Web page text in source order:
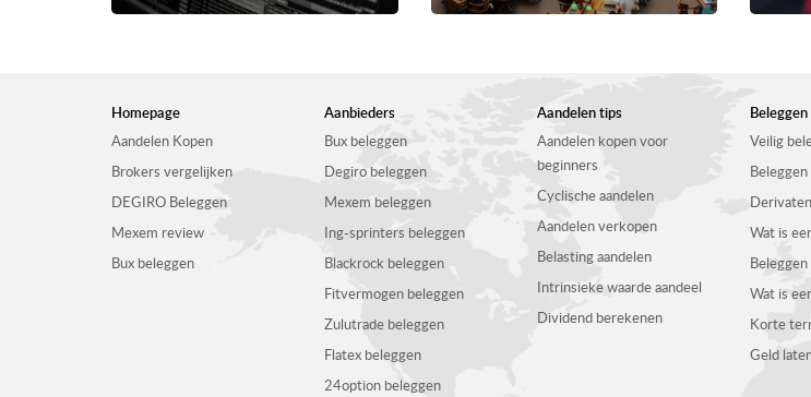
Homepage
Aandelen Kopen
Brokers vergelijken
DEGIRO Beleggen
Mexem review
Bux beleggen
Aanbieders
Bux beleggen
Degiro beleggen
Mexem beleggen
Ing-sprinters beleggen
Blackrock beleggen
Fitvermogen beleggen
Zulutrade beleggen
Flatex beleggen
24option beleggen
Aandelen tips
Aandelen kopen voor
beginners
Cyclische aandelen
Aandelen verkopen
Belasting aandelen
Intrinsieke waarde aandeel
Dividend berekenen
Veilig
Derivaten
Wat is
Wat is
Korte
Geld